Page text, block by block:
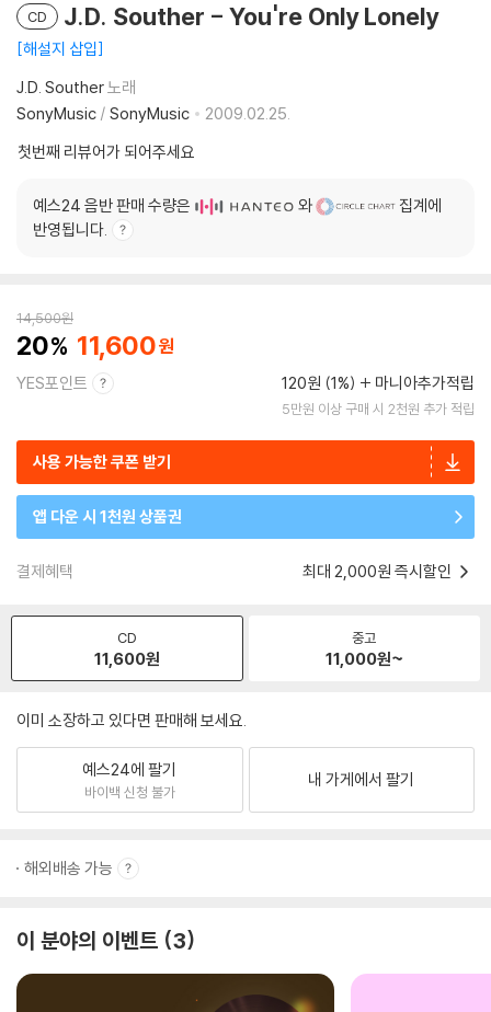
CD J.D. Souther - You're Only Lonely
해설지 삽입
J.D. Souther노래
SonyMusic / SonyMusic
2009.02.25.
첫번째 리뷰어가 되어주세요
예스24 음반 판매 수량은 와
집계에
반영됩니다.
14,500원
20 11,600
YES포인트 120원 (1%) 마니아추가적립
5만원 이상 구매 시 2천원 추가 적립
사용 가능한 쿠폰 받기
앱 다운 시 1천원 상품권
결제혜택 최대 2,000원 즉시할인
CD
11,600원
중고
11,000원~
이미 소장하고 있다면 판매해 보세요.
예스24에 팔기
바이백 신청 불가
내 가게에서 팔기
해외배송 가능
이 분야의 이벤트 3